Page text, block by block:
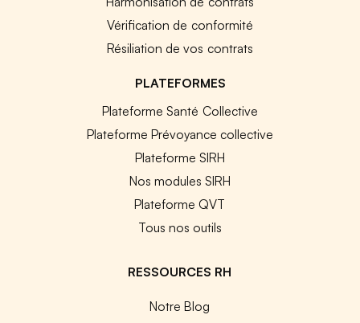
Vérification de conformité
Résiliation de vos contrats
PLATEFORMES
Plateforme Santé Collective
Plateforme Prévoyance collective
Plateforme SIRH
Nos modules SIRH
Plateforme QVT
Tous nos outils
RESSOURCES RH
Notre Blog